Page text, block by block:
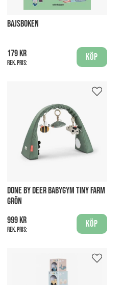
BAJSBOKEN
179 kr
Rek. pris:
Köp
DONE BY DEER BABYGYM TINY FARM
GRÖN
999 kr
Rek. pris:
Köp